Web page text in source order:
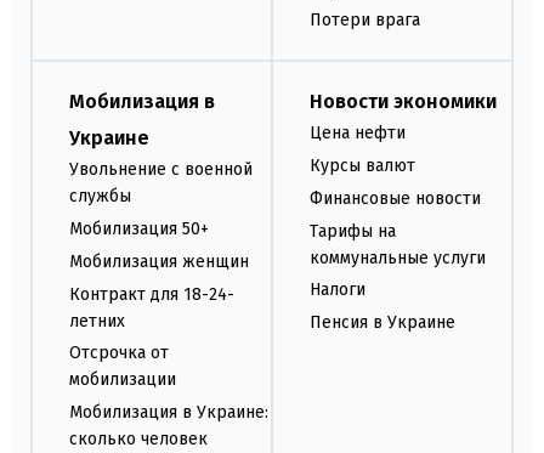
Потери врага
Мобилизация в
Украине
Увольнение с военной
службы
Мобилизация 50+
Мобилизация женщин
Контракт для 18-24-
летних
Отсрочка от
мобилизации
Мобилизация в Украине:
сколько человек
Новости экономики
Цена нефти
Курсы валют
Финансовые новости
Тарифы на
коммунальные услуги
Налоги
Пенсия в Украине